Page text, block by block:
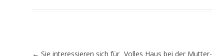
Artikel-
← Sie interessieren sich für Volles Haus bei der Mutter-